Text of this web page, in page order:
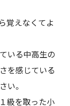
覚えなくてよ
いる中高生の
を感じている
い。
級を取った小